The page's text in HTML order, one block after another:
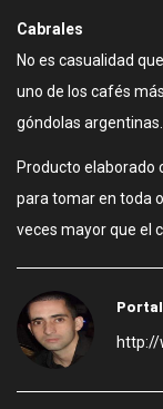
Cabrales
No es casualidad
uno de los cafés
góndolas argentinas.
Producto elaborado
para tomar en toda
veces mayor que el
http://